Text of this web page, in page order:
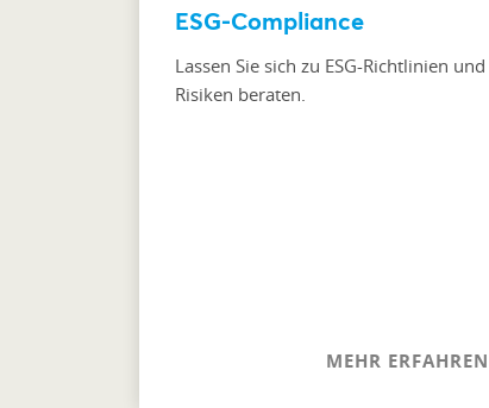
ESG-Compliance
Lassen Sie sich zu ESG-Richtlinien und
Risiken beraten.
MEHR ERFAHREN